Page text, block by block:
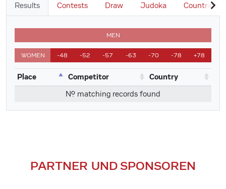
Results Contests Draw Judoka Countries
MEN
WOMEN -48 -52 -57 -63 -70 -78 +78
Place Competitor Country
No matching records found
PARTNER UND SPONSOREN